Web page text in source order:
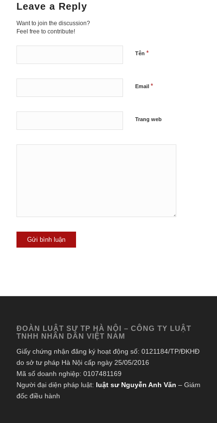
Leave a Reply
Want to join the discussion?
Feel free to contribute!
Tên *
Email *
Trang web
ĐOÀN LUẬT SƯ TP HÀ NỘI – CÔNG TY LUẬT
TNHH NHÂN DÂN VIỆT NAM
Giấy chứng nhận đăng ký hoạt động số: 0121184/TP/ĐKHĐ
do sở tư pháp Hà Nội cấp ngày 25/05/2016
Mã số doanh nghiệp: 0107481169
Người đại diện pháp luật: luật sư Nguyễn Anh Văn – Giám
đốc điều hành